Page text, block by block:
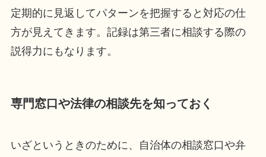
定期的に見返してパターンを把握すると対応の仕
方が見えてきます。記録は第三者に相談する際の
説得力にもなります。
専門窓口や法律の相談先を知っておく
いざというときのために、自治体の相談窓口や弁